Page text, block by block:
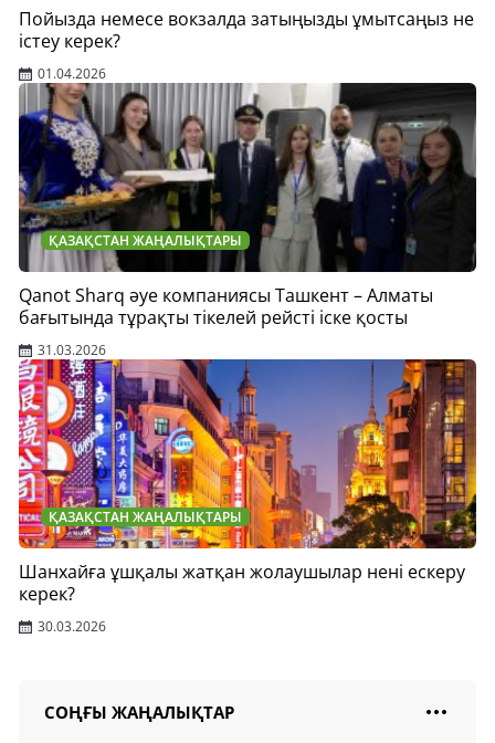
Пойызда немесе вокзалда затыңызды ұмытсаңыз не
істеу керек?
01.04.2026
ҚАЗАҚСТАН ЖАҢАЛЫҚТАРЫ
Qanot Sharq әуе компаниясы Ташкент – Алматы
бағытында тұрақты тікелей рейсті іске қосты
31.03.2026
ҚАЗАҚСТАН ЖАҢАЛЫҚТАРЫ
Шанхайға ұшқалы жатқан жолаушылар нені ескеру
керек?
30.03.2026
СОҢҒЫ ЖАҢАЛЫҚТАР